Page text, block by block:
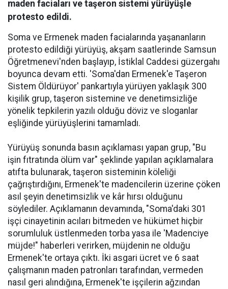
maden faciaları ve taşeron sistemi yürüyüşle
protesto edildi.
Soma ve Ermenek maden facialarında yaşananların
protesto edildiği yürüyüş, akşam saatlerinde Samsun
Öğretmenevi'nden başlayıp, İstiklal Caddesi güzergahı
boyunca devam etti. 'Soma'dan Ermenek'e Taşeron
Sistem Öldürüyor' pankartıyla yürüyen yaklaşık 300
kişilik grup, taşeron sistemine ve denetimsizliğe
yönelik tepkilerin yazılı olduğu döviz ve sloganlar
eşliğinde yürüyüşlerini tamamladı.
Yürüyüş sonunda basın açıklaması yapan grup, "Bu
işin fıtratında ölüm var" şeklinde yapılan açıklamalara
atıfta bulunarak, taşeron sisteminin köleliği
çağrıştırdığını, Ermenek'te madencilerin üzerine çöken
asıl şeyin denetimsizlik ve kâr hırsı olduğunu
söylediler. Açıklamanın devamında, "Soma'daki 301
işçi cinayetinin acıları bitmeden ve hükümet hiçbir
sorumluluk üstlenmeden torba yasa ile 'Madenciye
müjde!" haberleri verirken, müjdenin ne olduğu
Ermenek'te ortaya çıktı. İki asgari ücret ve 6 saat
çalışmanın maden patronları tarafından, vermeden
nasıl geri alındığına, Ermenek'te işçilerin ağzından